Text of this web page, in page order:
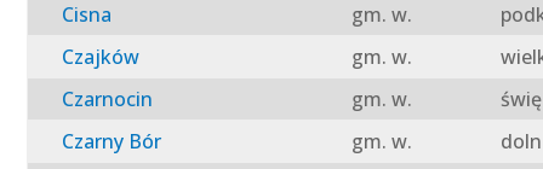
Cisna
gm. w.
Czajków
gm. w.
Czarnocin
gm. w.
Czarny Bór
gm. w.